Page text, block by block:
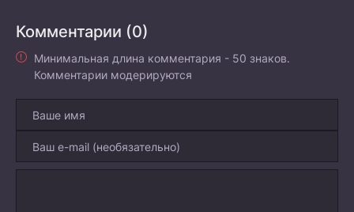
Комментарии (0)
Минимальная длина комментария - 50 знаков.
Комментарии модерируются